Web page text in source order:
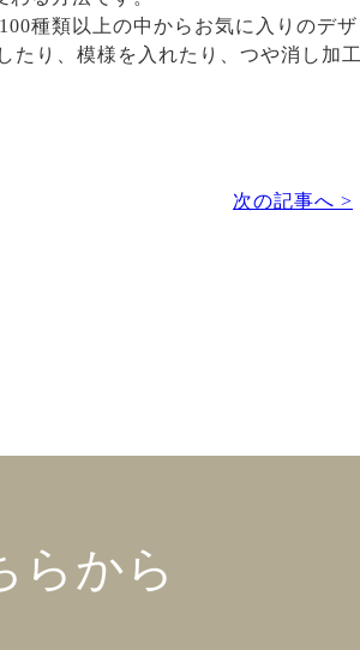
種類以上の中からお気に入りのデザ
たり、模様を入れたり、つや消し加工
次の記事へ >
らから